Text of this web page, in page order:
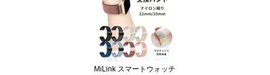
首元 ひんやり 熱中症対
策 猛暑対策 スポーツ ラ
ンニング アウトドア レ
ジャー 通勤 通学 SPR50
[ブルー/グリーン/ オレン
ジ/グレー/ブラッ]
MiLink スマートウォッチ